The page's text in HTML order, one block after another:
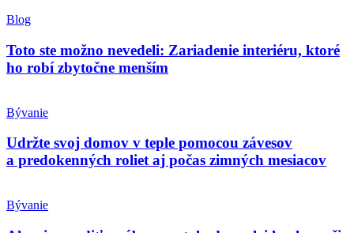
Blog
Toto ste možno nevedeli: Zariadenie interiéru, ktoré
ho robí zbytočne menším
Bývanie
Udržte svoj domov v teple pomocou závesov
a predokenných roliet aj počas zimných mesiacov
Bývanie